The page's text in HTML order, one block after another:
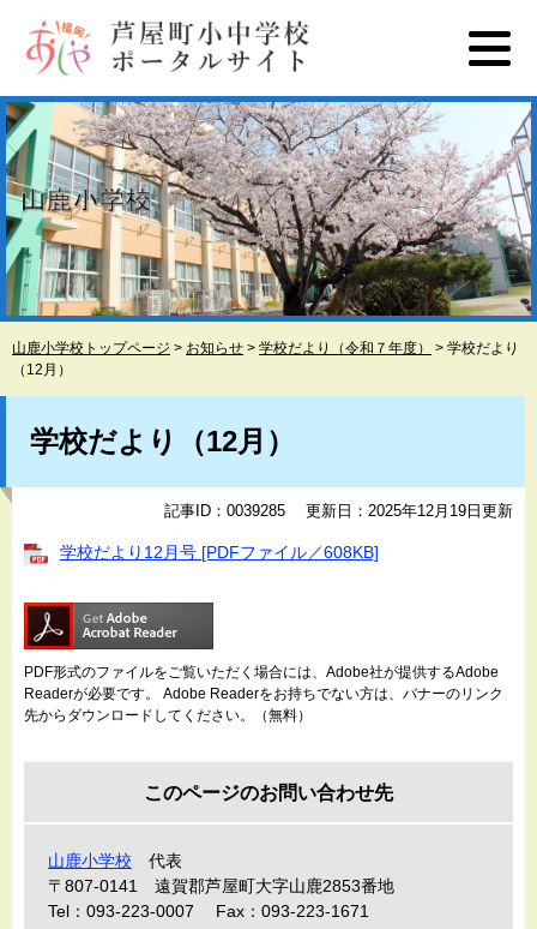
先
頭
で
す
。
を
飛
ば
し
て
本
文
へ
山鹿小学校トップページ > お知らせ > 学校だより（令和７年度） > 学校だより
（12月）
学校だより（12月）
記事ID：0039285 更新日：2025年12月19日更新
学校だより12月号 [PDFファイル／608KB]
PDF形式のファイルをご覧いただく場合には、Adobe社が提供するAdobe
Readerが必要です。
Adobe Readerをお持ちでない方は、バナーのリンク
先からダウンロードしてください。（無料）
このページのお問い合わせ先
山鹿小学校
代表
〒807-0141
遠賀郡芦屋町大字山鹿2853番地
Tel：093-223-0007
Fax：093-223-1671